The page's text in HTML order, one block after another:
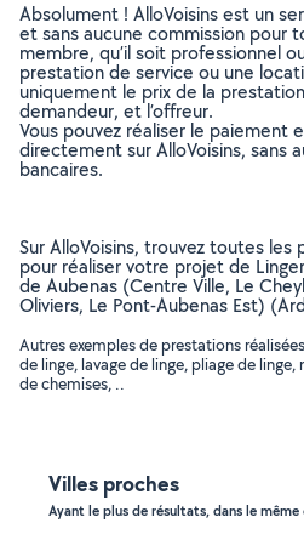
Absolument ! AlloVoisins est un
et sans aucune commission pour
membre, qu’il soit professionnel
prestation de service ou une
uniquement le prix de la
demandeur, et l’offreur.
Vous pouvez réaliser le paiement
directement sur AlloVoisins, sans
bancaires.
Sur AlloVoisins, trouvez toutes
pour réaliser votre projet de
de Aubenas (Centre Ville, Le
Oliviers, Le Pont-Aubenas Est)
Autres exemples de prestations
de linge, lavage de linge, pliage de
de chemises, ..
Villes proches
Ayant le plus de résultats, dans le